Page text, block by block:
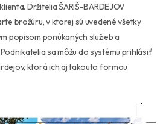
Držitelia ŠARIŠ-BARDEJOV
brožúru, v ktorej sú uvedené všetky
popisom ponúkaných služieb a
sa môžu do systému prihlásiť
ktorá ich aj takouto formou